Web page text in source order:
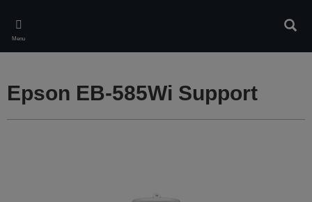
main
content
Menu
Epson EB-585Wi Support